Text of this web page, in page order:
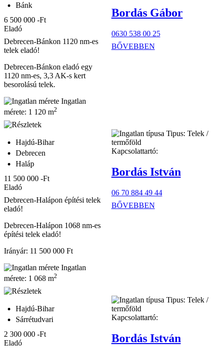
Bánk
6 500 000 -Ft
Eladó
Debrecen-Bánkon 1120 nm-es
telek eladó!
Debrecen-Bánkon eladó egy
1120 nm-es, 3,3 AK-s kert
besorolású telek.
Ingatlan
mérete: 1 120 m2
Bordás Gábor
0630 538 00 25
BŐVEBBEN
Hajdú-Bihar
Debrecen
Haláp
11 500 000 -Ft
Eladó
Debrecen-Halápon építési telek
eladó!
Debrecen-Halápon 1068 nm-es
építési telek eladó!
Irányár: 11 500 000 Ft
Ingatlan
mérete: 1 068 m2
Tipus: Telek /
termőföld
Kapcsolattartó:
Bordás István
06 70 884 49 44
BŐVEBBEN
Hajdú-Bihar
Sárrétudvari
2 300 000 -Ft
Eladó
Tipus: Telek /
termőföld
Kapcsolattartó:
Bordás István